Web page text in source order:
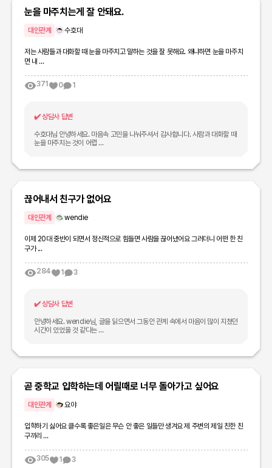
눈을 마주치는게 잘 안돼요.
대인관계 수호대
저는 사람들과 대화할 때 눈을 마주치고 말하는 것을 잘 못해요. 왜냐하면 눈을 마주치
면 내 ...
371 0 1
✔️상담사 답변
수호대님 안녕하세요. 마음속 고민을 나눠주셔서 감사합니다. 사람과 대화할 때
눈을 마주치는 것이 어렵 ...
끊어내서 친구가 없어요
대인관계 wendie
이제 20대 중반이 되면서 정신적으로 힘들면 사람을 끊어냈어요 그러더니 어떤 한 친
구가 ...
284 1 3
✔️상담사 답변
안녕하세요. wendie님, 글을 읽으면서 그동안 관계 속에서 마음이 많이 지쳤던
시간이 있었을 것 같다는 ...
곧 중학교 입학하는데 어릴때로 너무 돌아가고 싶어요
대인관계 요야
입학하기 싫어요 클수록 좋은일은 무슨 안 좋은 일들만 생겨요 제 주변의 제일 친한 친
구끼리 ...
305 1 3